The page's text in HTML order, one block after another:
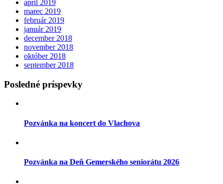
apríl 2019
marec 2019
február 2019
január 2019
december 2018
november 2018
október 2018
september 2018
Posledné príspevky
Pozvánka na koncert do Vlachova
Pozvánka na Deň Gemerského seniorátu 2026